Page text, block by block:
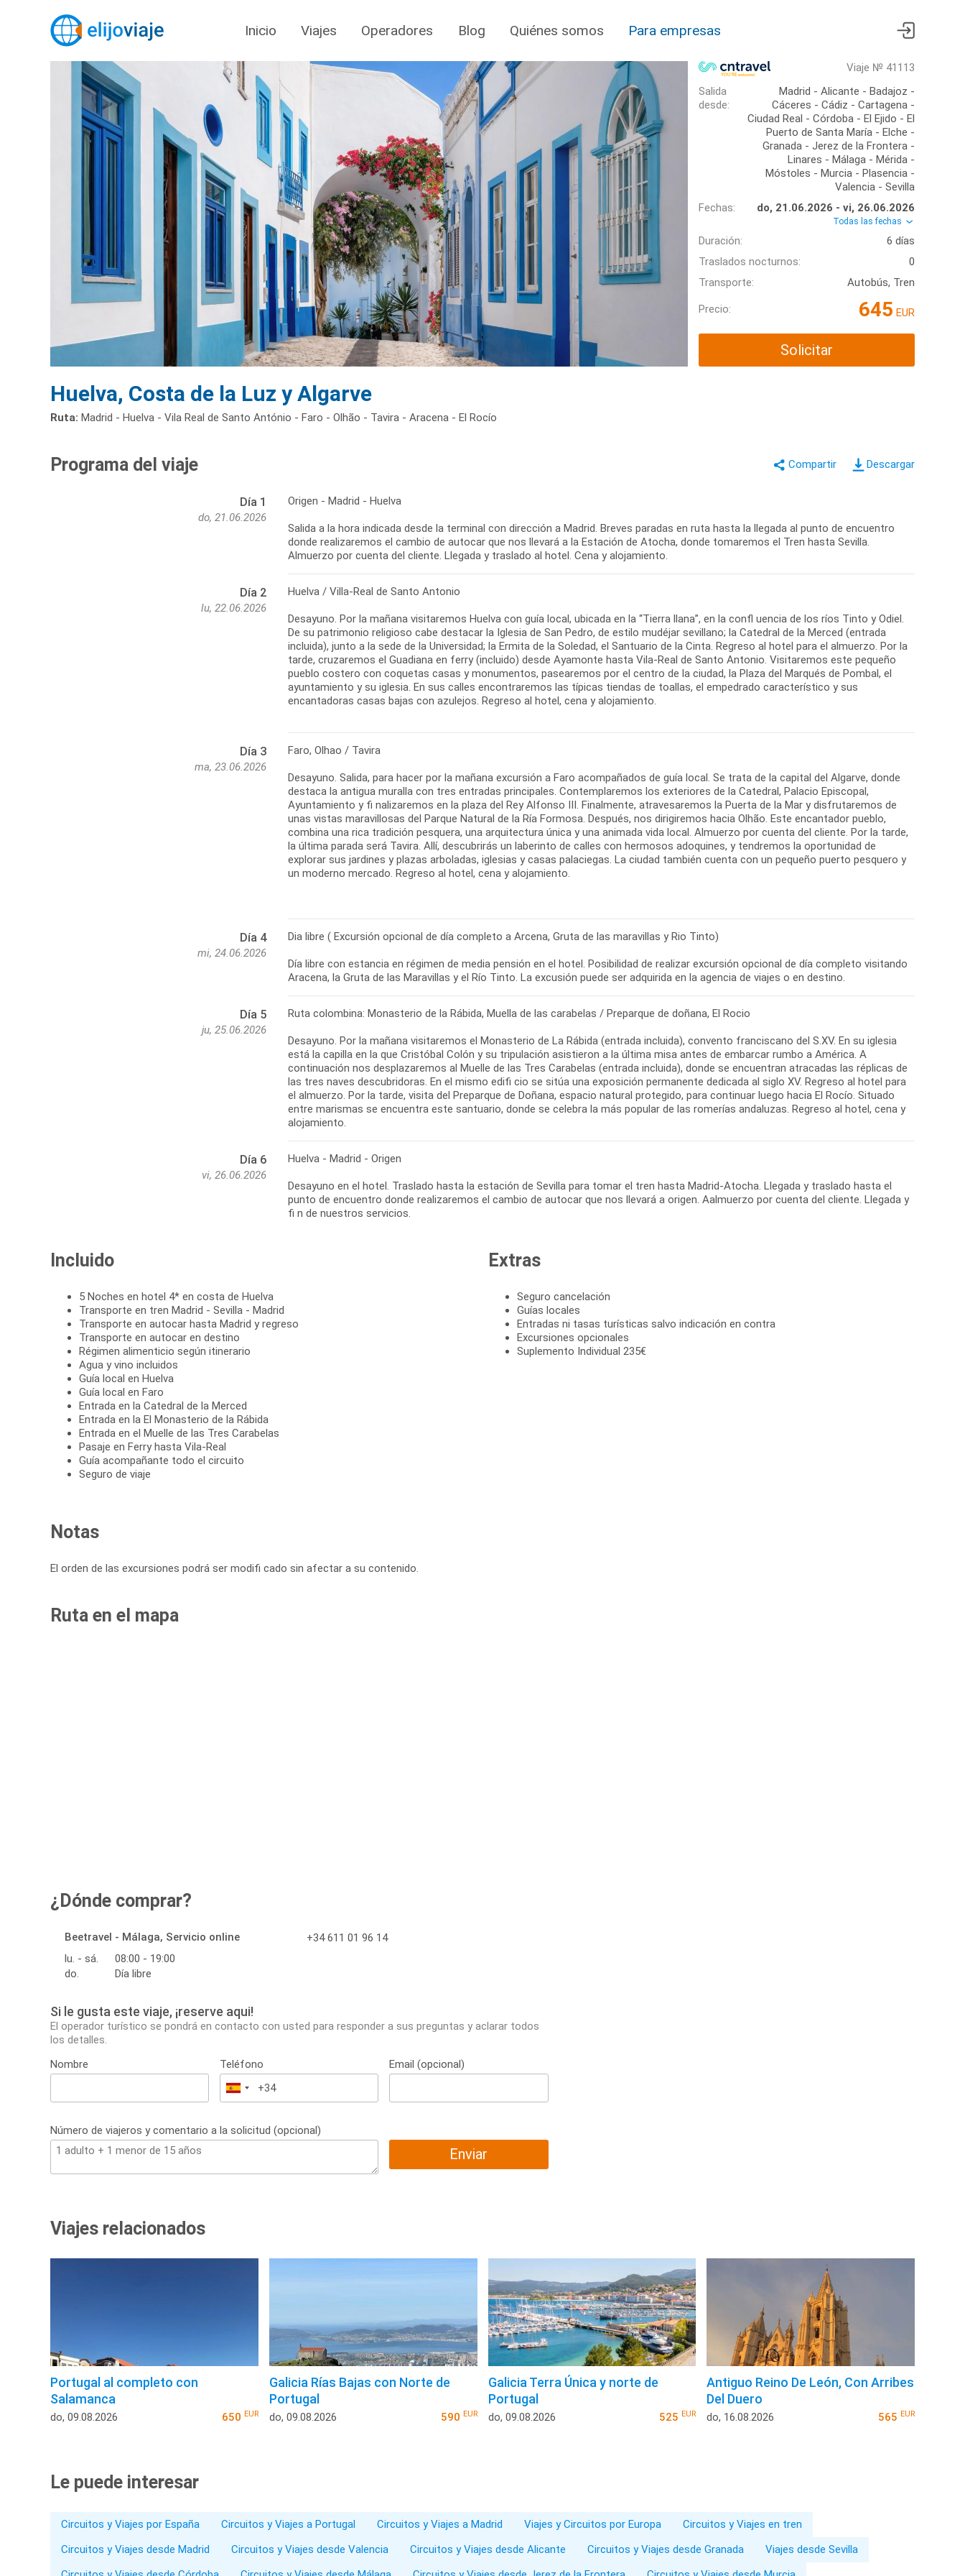
Inicio Viajes Operadores Blog Quiénes somos Para empresas
Viaje № 41113
Salida
desde:
Madrid - Alicante - Badajoz -
Cáceres - Cádiz - Cartagena -
Ciudad Real - Córdoba - El Ejido - El
Puerto de Santa María - Elche -
Granada - Jerez de la Frontera -
Linares - Málaga - Mérida -
Móstoles - Murcia - Plasencia -
Valencia - Sevilla
Fechas:
do, 21.06.2026 - vi, 26.06.2026
Todas las fechas
Duración:
6 días
Traslados nocturnos:
0
Transporte:
Autobús, Tren
Precio: 645 EUR
Solicitar
Huelva, Costa de la Luz y Algarve
Ruta: Madrid - Huelva - Vila Real de Santo António - Faro - Olhão - Tavira - Aracena - El Rocío
Descargar
Programa del viaje
Día 1
do, 21.06.2026
Origen - Madrid - Huelva
Salida a la hora indicada desde la terminal con dirección a Madrid. Breves paradas en ruta hasta la llegada al punto de encuentro
donde realizaremos el cambio de autocar que nos llevará a la Estación de Atocha, donde tomaremos el Tren hasta Sevilla.
Día 2
lu, 22.06.2026
Huelva / Villa-Real de Santo Antonio
Desayuno. Por la mañana visitaremos Huelva con guía local, ubicada en la “Tierra llana”, en la confl uencia de los ríos Tinto y Odiel.
De su patrimonio religioso cabe destacar la Iglesia de San Pedro, de estilo mudéjar sevillano; la Catedral de la Merced (entrada
incluida), junto a la sede de la Universidad; la Ermita de la Soledad, el Santuario de la Cinta. Regreso al hotel para el almuerzo. Por la
tarde, cruzaremos el Guadiana en ferry (incluido) desde Ayamonte hasta Vila-Real de Santo Antonio. Visitaremos este pequeño
pueblo costero con coquetas casas y monumentos, pasearemos por el centro de la ciudad, la Plaza del Marqués de Pombal, el
ayuntamiento y su iglesia. En sus calles encontraremos las típicas tiendas de toallas, el empedrado característico y sus
encantadoras casas bajas con azulejos. Regreso al hotel, cena y alojamiento.
Día 3
ma, 23.06.2026
Faro, Olhao / Tavira
Desayuno. Salida, para hacer por la mañana excursión a Faro acompañados de guía local. Se trata de la capital del Algarve, donde
destaca la antigua muralla con tres entradas principales. Contemplaremos los exteriores de la Catedral, Palacio Episcopal,
Ayuntamiento y fi nalizaremos en la plaza del Rey Alfonso III. Finalmente, atravesaremos la Puerta de la Mar y disfrutaremos de
unas vistas maravillosas del Parque Natural de la Ría Formosa. Después, nos dirigiremos hacia Olhão. Este encantador pueblo,
combina una rica tradición pesquera, una arquitectura única y una animada vida local. Almuerzo por cuenta del cliente. Por la tarde,
la última parada será Tavira. Allí, descubrirás un laberinto de calles con hermosos adoquines, y tendremos la oportunidad de
explorar sus jardines y plazas arboladas, iglesias y casas palaciegas. La ciudad también cuenta con un pequeño puerto pesquero y
un moderno mercado. Regreso al hotel, cena y alojamiento.
Día 4
mi, 24.06.2026
Dia libre ( Excursión opcional de día completo a Arcena, Gruta de las maravillas y Rio Tinto)
Día libre con estancia en régimen de media pensión en el hotel. Posibilidad de realizar excursión opcional de día completo visitando
Aracena, la Gruta de las Maravillas y el Río Tinto. La excusión puede ser adquirida en la agencia de viajes o en destino.
Día 5
ju, 25.06.2026
Ruta colombina: Monasterio de la Rábida, Muella de las carabelas / Preparque de doñana, El Rocio
Desayuno. Por la mañana visitaremos el Monasterio de La Rábida (entrada incluida), convento franciscano del S.XV. En su iglesia
está la capilla en la que Cristóbal Colón y su tripulación asistieron a la última misa antes de embarcar rumbo a América. A
continuación nos desplazaremos al Muelle de las Tres Carabelas (entrada incluida), donde se encuentran atracadas las réplicas de
las tres naves descubridoras. En el mismo edifi cio se sitúa una exposición permanente dedicada al siglo XV. Regreso al hotel para
el almuerzo. Por la tarde, visita del Preparque de Doñana, espacio natural protegido, para continuar luego hacia El Rocío. Situado
entre marismas se encuentra este santuario, donde se celebra la más popular de las romerías andaluzas. Regreso al hotel, cena y
Día 6
vi, 26.06.2026
Huelva - Madrid - Origen
Desayuno en el hotel. Traslado hasta la estación de Sevilla para tomar el tren hasta Madrid-Atocha. Llegada y traslado hasta el
punto de encuentro donde realizaremos el cambio de autocar que nos llevará a origen. Aalmuerzo por cuenta del cliente. Llegada y
fi n de nuestros servicios.
Incluido
5 Noches en hotel 4* en costa de Huelva
Transporte en tren Madrid - Sevilla - Madrid
Transporte en autocar hasta Madrid y regreso
Transporte en autocar en destino
Régimen alimenticio según itinerario
Agua y vino incluidos
Guía local en Huelva
Guía local en Faro
Entrada en la Catedral de la Merced
Entrada en la El Monasterio de la Rábida
Entrada en el Muelle de las Tres Carabelas
Pasaje en Ferry hasta Vila-Real
Guía acompañante todo el circuito
Seguro de viaje
Extras
Seguro cancelación
Guías locales
Entradas ni tasas turísticas salvo indicación en contra
Excursiones opcionales
Suplemento Individual 235€
Notas
El orden de las excursiones podrá ser modifi cado sin afectar a su contenido.
Ruta en el mapa
¿Dónde comprar?
Beetravel - Málaga, Servicio online
lu. - sá.
08:00 - 19:00
do.
Día libre
+34 611 01 96 14
Si le gusta este viaje, ¡reserve aqui!
El operador turístico se pondrá en contacto con usted para responder a sus preguntas y aclarar todos
los detalles.
Nombre
Teléfono
España
+34
Email (opcional)
Número de viajeros y comentario a la solicitud (opcional)
Enviar
Viajes relacionados
Portugal al completo con
Salamanca
do, 09.08.2026 650 EUR
Galicia Rías Bajas con Norte de
Portugal
do, 09.08.2026 590 EUR
Galicia Terra Única y norte de
Portugal
do, 09.08.2026 525EUR
Antiguo Reino De León, Con Arribes
Del Duero
do, 16.08.2026 565 EUR
Le puede interesar
Circuitos y Viajes por España Circuitos y Viajes a Portugal Circuitos y Viajes a Madrid Viajes y Circuitos por Europa
Circuitos y Viajes en tren
Circuitos y Viajes desde Madrid
Circuitos y Viajes desde Valencia Circuitos y Viajes desde Alicante Circuitos y Viajes desde Granada
Viajes desde Sevilla